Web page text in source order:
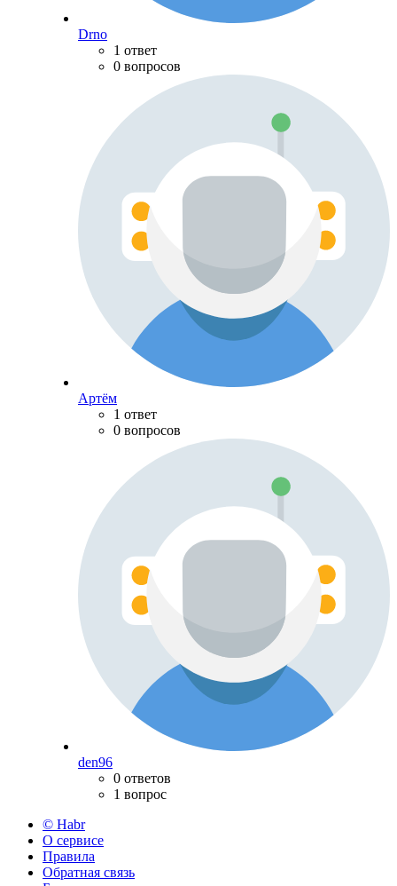
Drno
1 ответ
0 вопросов
Артём
1 ответ
0 вопросов
den96
0 ответов
1 вопрос
© Habr
О сервисе
Правила
Обратная связь